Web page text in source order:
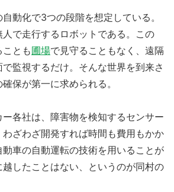
動化で3つの段階を想定している。
で走行するロボットである。この
とも圃場で見守ることもなく、遠隔
監視するだけ。そんな世界を到来さ
保が第一に求められる。
ー各社は、障害物を検知するセンサー
ざわざ開発すれば時間も費用もかか
車の自動運転の技術を用いることが
したことはない、というのが同村の